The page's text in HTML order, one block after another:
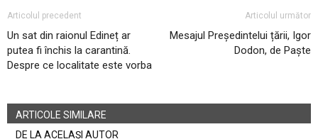
Articolul precedent
Un sat din raionul Edineț ar
putea fi închis la carantină.
Despre ce localitate este vorba
Articolul următor
Mesajul Președintelui țării, Igor
Dodon, de Paște
ARTICOLE SIMILARE
DE LA ACELAȘI AUTOR